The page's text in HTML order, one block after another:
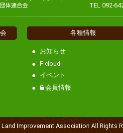
TEL 092-
各種情報
お知らせ
F-cloud
イベント
会員情報
Improvement Association All Rights